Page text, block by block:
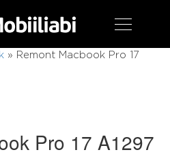
»
Remont Macbook Pro 17
Pro 17 A1297